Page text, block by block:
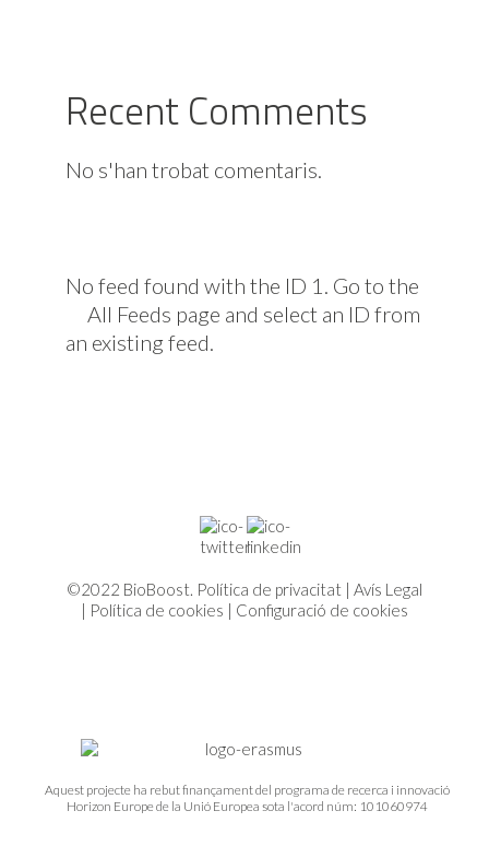
Recent Comments
No s'han trobat comentaris.
No feed found with the ID 1. Go to the
All Feeds page and select an ID from
an existing feed.
©2022 BioBoost. Política de privacitat | Avís Legal
| Política de cookies | Configuració de cookies
Aquest projecte ha rebut finançament del programa de recerca i innovació
Horizon Europe de la Unió Europea sota l'acord núm: 101060974